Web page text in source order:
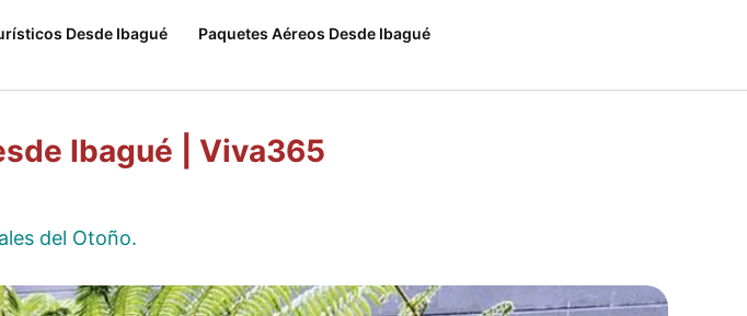
Desde Ibagué
Paquetes Aéreos Desde Ibagué
Ibagué | Viva365
del Otoño.